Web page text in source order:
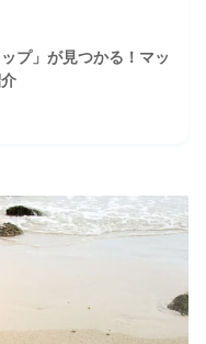
プ」が見つかる！マッ